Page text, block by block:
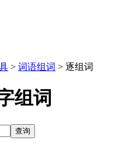
> 词语组词 > 逐组词
组词